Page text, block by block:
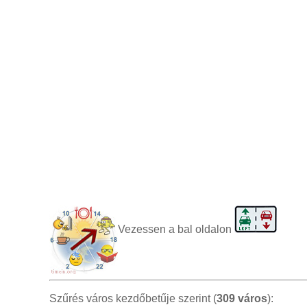
Vezessen a bal oldalon
Szűrés város kezdőbetűje szerint (309 város):